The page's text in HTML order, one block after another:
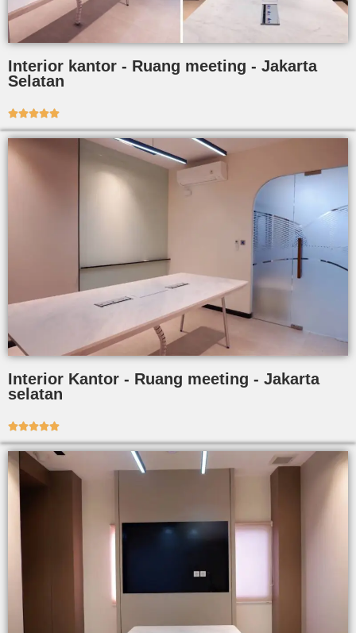
Interior kantor - Ruang meeting - Jakarta
Selatan

Interior Kantor - Ruang meeting - Jakarta
selatan
